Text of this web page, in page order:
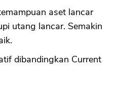
aset lancar
utang lancar. Semakin
dibandingkan Current